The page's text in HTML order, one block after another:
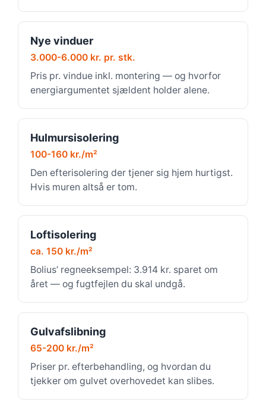
Nye vinduer
3.000-6.000 kr. pr. stk.
Pris pr. vindue inkl. montering — og hvorfor
energiargumentet sjældent holder alene.
Hulmursisolering
100-160 kr./m²
Den efterisolering der tjener sig hjem hurtigst.
Hvis muren altså er tom.
Loftisolering
ca. 150 kr./m²
Bolius’ regneeksempel: 3.914 kr. sparet om
året — og fugtfejlen du skal undgå.
Gulvafslibning
65-200 kr./m²
Priser pr. efterbehandling, og hvordan du
tjekker om gulvet overhovedet kan slibes.